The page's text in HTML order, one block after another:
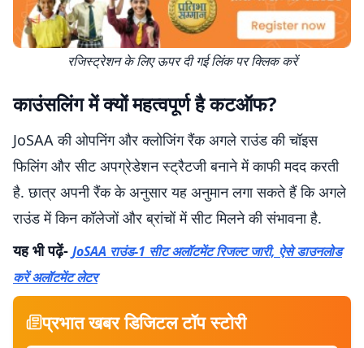
रजिस्ट्रेशन के लिए ऊपर दी गई लिंक पर क्लिक करें
काउंसलिंग में क्यों महत्वपूर्ण है कटऑफ?
JoSAA की ओपनिंग और क्लोजिंग रैंक अगले राउंड की चॉइस
फिलिंग और सीट अपग्रेडेशन स्ट्रैटजी बनाने में काफी मदद करती
है. छात्र अपनी रैंक के अनुसार यह अनुमान लगा सकते हैं कि अगले
राउंड में किन कॉलेजों और ब्रांचों में सीट मिलने की संभावना है.
यह भी पढ़ें- JoSAA राउंड-1 सीट अलॉटमेंट रिजल्ट जारी, ऐसे डाउनलोड
करें अलॉटमेंट लेटर
प्रभात खबर डिजिटल टॉप स्टोरी